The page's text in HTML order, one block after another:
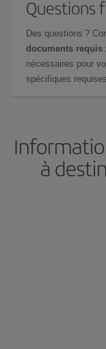
Questions
Des questions ?
documents requis
nécessaires pour
spécifiques
à